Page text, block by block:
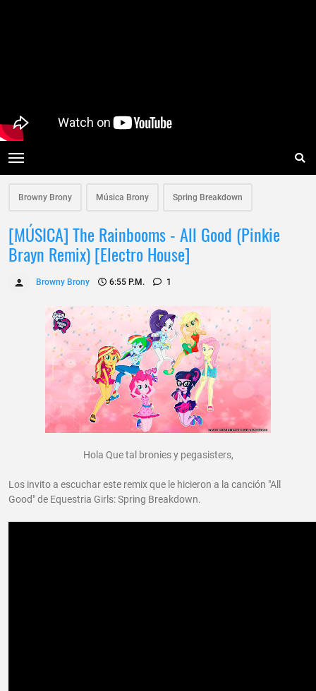
Browny Brony Música Brony Spring Breakdown
[MÚSICA] The Rainbooms - All Good (Pinkie
Brayn Remix) [Electro House]
Browny Brony 6:55 P.m. 1
Hola Que tal bronies y pegasisters,
Los invito a escuchar este remix que le hicieron a la canción "All
Good" de Equestria Girls: Spring Breakdown.